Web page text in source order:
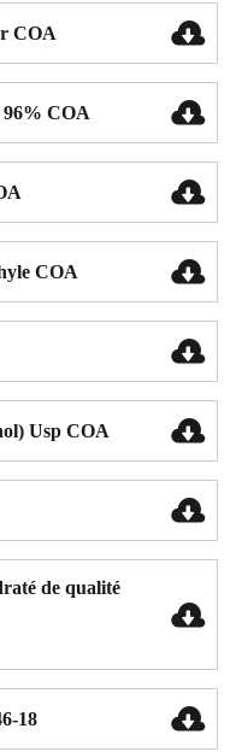
COA 
96% COA 

COA 

Usp COA 

de qualité

18 